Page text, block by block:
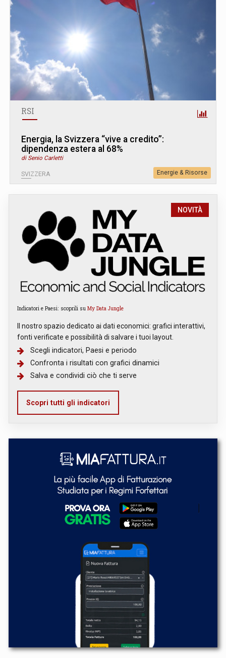
RSI
Energia, la Svizzera “vive a credito”:
dipendenza estera al 68%
di Senio Carletti
SVIZZERA Energie & Risorse
NOVITÀ
Indicatori e Paesi: scoprili su My Data Jungle
Il nostro spazio dedicato ai dati economici: grafici interattivi,
fonti verificate e possibilità di salvare i tuoi layout.
Scegli indicatori, Paesi e periodo
Confronta i risultati con grafici dinamici
Salva e condividi ciò che ti serve
Scopri tutti gli indicatori